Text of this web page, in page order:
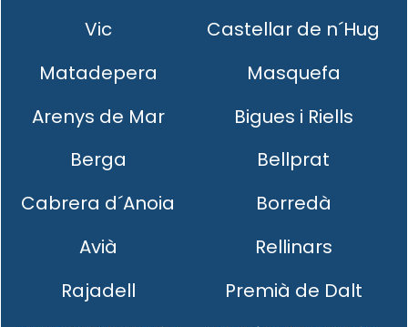
Vic
Castellar de n´Hug
Matadepera
Masquefa
Arenys de Mar
Bigues i Riells
Berga
Bellprat
Cabrera d´Anoia
Borredà
Avià
Rellinars
Rajadell
Premià de Dalt